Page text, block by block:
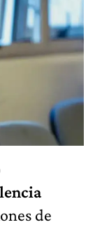
de